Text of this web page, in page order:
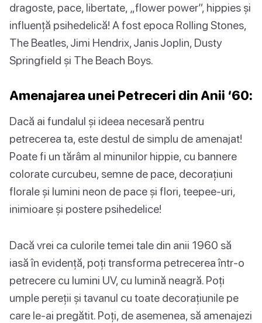
dragoste, pace, libertate, „flower power”, hippies și
influență psihedelică! A fost epoca Rolling Stones,
The Beatles, Jimi Hendrix, Janis Joplin, Dusty
Springfield și The Beach Boys.
Amenajarea unei Petreceri din Anii ‘60:
Dacă ai fundalul și ideea necesară pentru
petrecerea ta, este destul de simplu de amenajat!
Poate fi un tărâm al minunilor hippie, cu bannere
colorate curcubeu, semne de pace, decorațiuni
florale și lumini neon de pace și flori, teepee-uri,
inimioare și postere psihedelice!
Dacă vrei ca culorile temei tale din anii 1960 să
iasă în evidență, poți transforma petrecerea într-o
petrecere cu lumini UV, cu lumină neagră. Poți
umple pereții și tavanul cu toate decorațiunile pe
care le-ai pregătit. Poți, de asemenea, să amenajezi